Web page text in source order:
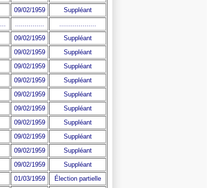
09/02/1959
Suppléant
09/02/1959
Suppléant
09/02/1959
Suppléant
09/02/1959
Suppléant
09/02/1959
Suppléant
09/02/1959
Suppléant
09/02/1959
Suppléant
09/02/1959
Suppléant
09/02/1959
Suppléant
09/02/1959
Suppléant
09/02/1959
Suppléant
01/03/1959
Élection partielle